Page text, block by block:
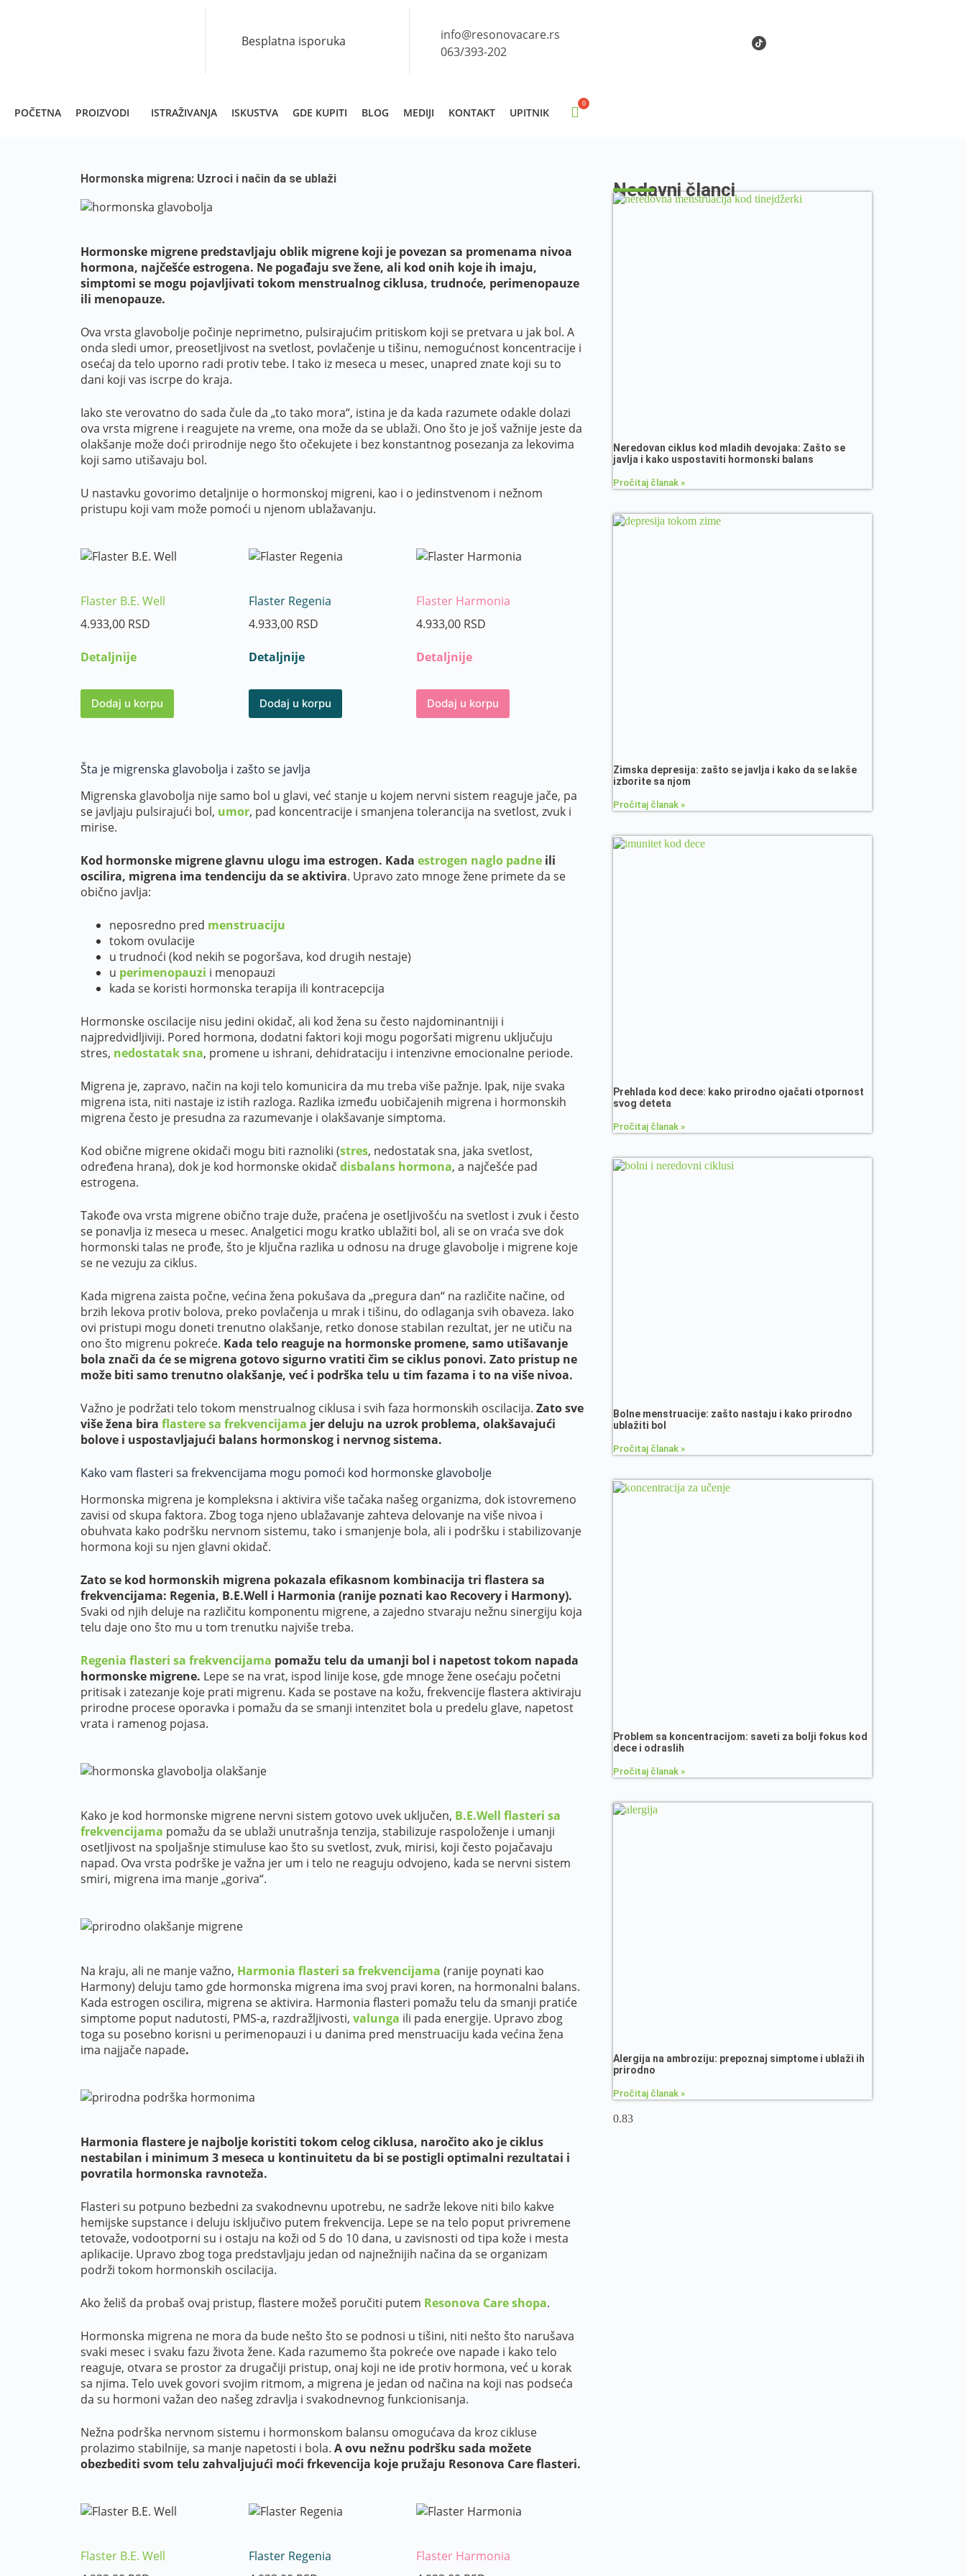
Besplatna isporuka
info@resonovacare.rs
063/393-202
POČETNA PROIZVODI ISTRAŽIVANJA ISKUSTVA GDE KUPITI BLOG MEDIJI KONTAKT UPITNIK
Hormonska migrena: Uzroci i način da se ublaži
Hormonske migrene predstavljaju oblik migrene koji je povezan sa promenama nivoa
hormona, najčešće estrogena. Ne pogađaju sve žene, ali kod onih koje ih imaju,
simptomi se mogu pojavljivati tokom menstrualnog ciklusa, trudnoće, perimenopauze
ili menopauze.
Ova vrsta glavobolje počinje neprimetno, pulsirajućim pritiskom koji se pretvara u jak bol. A
onda sledi umor, preosetljivost na svetlost, povlačenje u tišinu, nemogućnost koncentracije i
osećaj da telo uporno radi protiv tebe. I tako iz meseca u mesec, unapred znate koji su to
dani koji vas iscrpe do kraja.
Iako ste verovatno do sada čule da „to tako mora“, istina je da kada razumete odakle dolazi
ova vrsta migrene i reagujete na vreme, ona može da se ublaži. Ono što je još važnije jeste da
olakšanje može doći prirodnije nego što očekujete i bez konstantnog posezanja za lekovima
koji samo utišavaju bol.
U nastavku govorimo detaljnije o hormonskoj migreni, kao i o jedinstvenom i nežnom
pristupu koji vam može pomoći u njenom ublažavanju.
Flaster B.E. Well
4.933,00 RSD
Detaljnije
Dodaj u korpu
Flaster Regenia
4.933,00 RSD
Detaljnije
Dodaj u korpu
Flaster Harmonia
4.933,00 RSD
Detaljnije
Dodaj u korpu
Šta je migrenska glavobolja i zašto se javlja
Migrenska glavobolja nije samo bol u glavi, već stanje u kojem nervni sistem reaguje jače, pa
se javljaju pulsirajući bol, umor, pad koncentracije i smanjena tolerancija na svetlost, zvuk i
mirise.
Kod hormonske migrene glavnu ulogu ima estrogen. Kada estrogen naglo padne ili
oscilira, migrena ima tendenciju da se aktivira. Upravo zato mnoge žene primete da se
obično javlja:
neposredno pred menstruaciju
tokom ovulacije
u trudnoći (kod nekih se pogoršava, kod drugih nestaje)
u perimenopauzi i menopauzi
kada se koristi hormonska terapija ili kontracepcija
Hormonske oscilacije nisu jedini okidač, ali kod žena su često najdominantniji i
najpredvidljiviji. Pored hormona, dodatni faktori koji mogu pogoršati migrenu uključuju
stres, nedostatak sna, promene u ishrani, dehidrataciju i intenzivne emocionalne periode.
Migrena je, zapravo, način na koji telo komunicira da mu treba više pažnje. Ipak, nije svaka
migrena ista, niti nastaje iz istih razloga. Razlika između uobičajenih migrena i hormonskih
migrena često je presudna za razumevanje i olakšavanje simptoma.
Kod obične migrene okidači mogu biti raznoliki (stres, nedostatak sna, jaka svetlost,
određena hrana), dok je kod hormonske okidač disbalans hormona, a najčešće pad
estrogena.
Takođe ova vrsta migrene obično traje duže, praćena je osetljivošću na svetlost i zvuk i često
se ponavlja iz meseca u mesec. Analgetici mogu kratko ublažiti bol, ali se on vraća sve dok
hormonski talas ne prođe, što je ključna razlika u odnosu na druge glavobolje i migrene koje
se ne vezuju za ciklus.
Kada migrena zaista počne, većina žena pokušava da „pregura dan“ na različite načine, od
brzih lekova protiv bolova, preko povlačenja u mrak i tišinu, do odlaganja svih obaveza. Iako
ovi pristupi mogu doneti trenutno olakšanje, retko donose stabilan rezultat, jer ne utiču na
ono što migrenu pokreće. Kada telo reaguje na hormonske promene, samo utišavanje
bola znači da će se migrena gotovo sigurno vratiti čim se ciklus ponovi. Zato pristup ne
može biti samo trenutno olakšanje, već i podrška telu u tim fazama i to na više nivoa.
Važno je podržati telo tokom menstrualnog ciklusa i svih faza hormonskih oscilacija. Zato sve
više žena bira flastere sa frekvencijama jer deluju na uzrok problema, olakšavajući
bolove i uspostavljajući balans hormonskog i nervnog sistema.
Kako vam flasteri sa frekvencijama mogu pomoći kod hormonske glavobolje
Hormonska migrena je kompleksna i aktivira više tačaka našeg organizma, dok istovremeno
zavisi od skupa faktora. Zbog toga njeno ublažavanje zahteva delovanje na više nivoa i
obuhvata kako podršku nervnom sistemu, tako i smanjenje bola, ali i podršku i stabilizovanje
hormona koji su njen glavni okidač.
Zato se kod hormonskih migrena pokazala efikasnom kombinacija tri flastera sa
frekvencijama: Regenia, B.E.Well i Harmonia (ranije poznati kao Recovery i Harmony).
Svaki od njih deluje na različitu komponentu migrene, a zajedno stvaraju nežnu sinergiju koja
telu daje ono što mu u tom trenutku najviše treba.
Regenia flasteri sa frekvencijama pomažu telu da umanji bol i napetost tokom napada
hormonske migrene. Lepe se na vrat, ispod linije kose, gde mnoge žene osećaju početni
pritisak i zatezanje koje prati migrenu. Kada se postave na kožu, frekvencije flastera aktiviraju
prirodne procese oporavka i pomažu da se smanji intenzitet bola u predelu glave, napetost
vrata i ramenog pojasa.
Kako je kod hormonske migrene nervni sistem gotovo uvek uključen, B.E.Well flasteri sa
frekvencijama pomažu da se ublaži unutrašnja tenzija, stabilizuje raspoloženje i umanji
osetljivost na spoljašnje stimuluse kao što su svetlost, zvuk, mirisi, koji često pojačavaju
napad. Ova vrsta podrške je važna jer um i telo ne reaguju odvojeno, kada se nervni sistem
smiri, migrena ima manje „goriva“.
Na kraju, ali ne manje važno, Harmonia flasteri sa frekvencijama (ranije poynati kao
Harmony) deluju tamo gde hormonska migrena ima svoj pravi koren, na hormonalni balans.
Kada estrogen oscilira, migrena se aktivira. Harmonia flasteri pomažu telu da smanji pratiće
simptome poput nadutosti, PMS-a, razdražljivosti, valunga ili pada energije. Upravo zbog
toga su posebno korisni u perimenopauzi i u danima pred menstruaciju kada većina žena
ima najjače napade.
Harmonia flastere je najbolje koristiti tokom celog ciklusa, naročito ako je ciklus
nestabilan i minimum 3 meseca u kontinuitetu da bi se postigli optimalni rezultatai i
povratila hormonska ravnoteža.
Flasteri su potpuno bezbedni za svakodnevnu upotrebu, ne sadrže lekove niti bilo kakve
hemijske supstance i deluju isključivo putem frekvencija. Lepe se na telo poput privremene
tetovaže, vodootporni su i ostaju na koži od 5 do 10 dana, u zavisnosti od tipa kože i mesta
aplikacije. Upravo zbog toga predstavljaju jedan od najnežnijih načina da se organizam
podrži tokom hormonskih oscilacija.
Ako želiš da probaš ovaj pristup, flastere možeš poručiti putem Resonova Care shopa.
Hormonska migrena ne mora da bude nešto što se podnosi u tišini, niti nešto što narušava
svaki mesec i svaku fazu života žene. Kada razumemo šta pokreće ove napade i kako telo
reaguje, otvara se prostor za drugačiji pristup, onaj koji ne ide protiv hormona, već u korak
sa njima. Telo uvek govori svojim ritmom, a migrena je jedan od načina na koji nas podseća
da su hormoni važan deo našeg zdravlja i svakodnevnog funkcionisanja.
Nežna podrška nervnom sistemu i hormonskom balansu omogućava da kroz cikluse
prolazimo stabilnije, sa manje napetosti i bola. A ovu nežnu podršku sada možete
obezbediti svom telu zahvaljujući moći frkevencija koje pružaju Resonova Care flasteri.
Flaster B.E. Well
Flaster Regenia
Flaster Harmonia
Nedavni članci
Neredovan ciklus kod mladih devojaka: Zašto se
javlja i kako uspostaviti hormonski balans
Pročitaj članak »
Zimska depresija: zašto se javlja i kako da se lakše
izborite sa njom
Pročitaj članak »
Prehlada kod dece: kako prirodno ojačati otpornost
svog deteta
Pročitaj članak »
Bolne menstruacije: zašto nastaju i kako prirodno
ublažiti bol
Pročitaj članak »
Problem sa koncentracijom: saveti za bolji fokus kod
dece i odraslih
Pročitaj članak »
Alergija na ambroziju: prepoznaj simptome i ublaži ih
prirodno
Pročitaj članak »